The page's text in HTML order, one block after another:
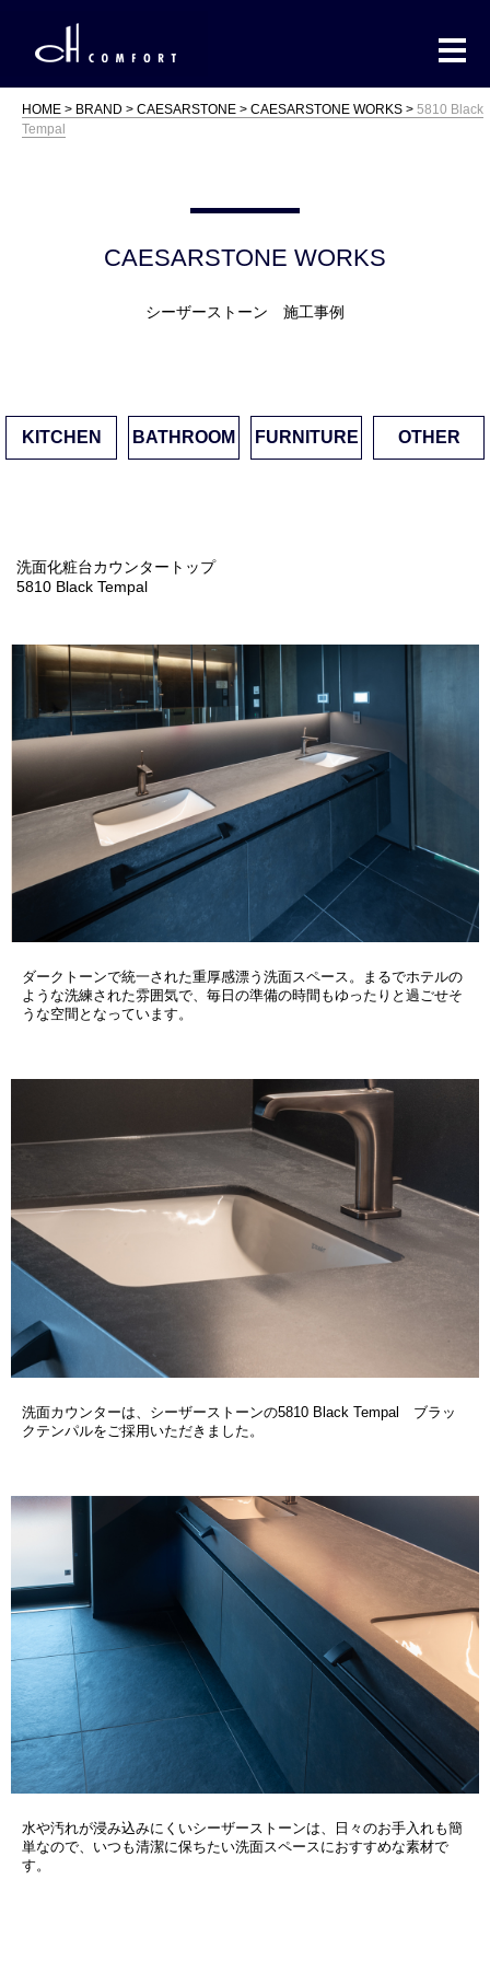
HOME BRAND CAESARSTONE CAESARSTONE WORKS
5810 Black
Tempal
CAESARSTONE WORKS
シーザーストーン 施工事例
KITCHEN BATHROOM FURNITURE OTHER
洗面化粧台カウンタートップ
5810 Black Tempal
ダークトーンで統一された重厚感漂う洗面スペース。まるでホテルの
ような洗練された雰囲気で、毎日の準備の時間もゆったりと過ごせそ
うな空間となっています。
洗面カウンターは、シーザーストーンの5810 Black Tempal ブラッ
クテンパルをご採用いただきました。
水や汚れが浸み込みにくいシーザーストーンは、日々のお手入れも簡
単なので、いつも清潔に保ちたい洗面スペースにおすすめな素材で
す。